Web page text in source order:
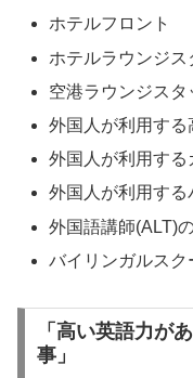
ホテルフロント
ホテルラウンジス
空港ラウンジスタ
外国人が利用する
外国人が利用する
外国人が利用する
外国語講師(ALT)
バイリンガルスク
「高い英語力が
事」